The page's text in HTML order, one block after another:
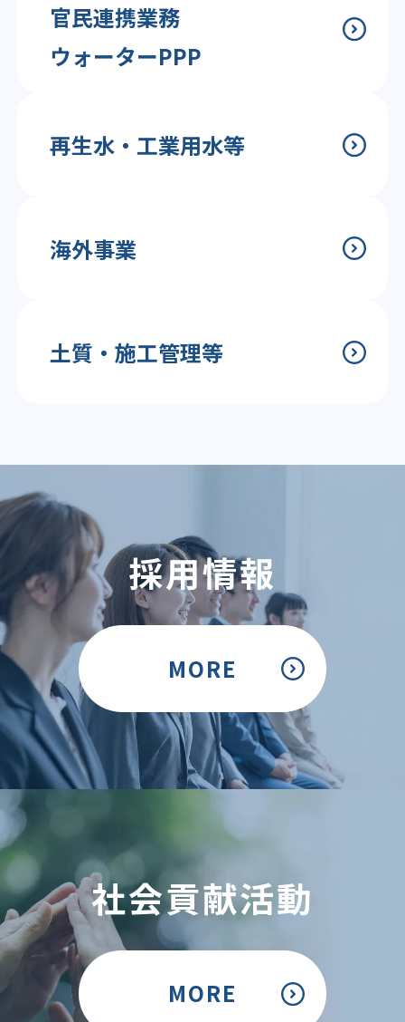
官民連携業務
ウォーターPPP
再生水・工業用水等
海外事業
土質・施工管理等
採用情報
MORE
社会貢献活動
MORE